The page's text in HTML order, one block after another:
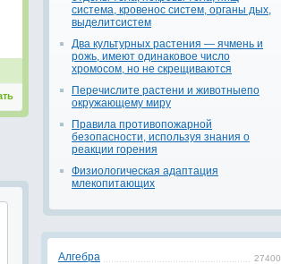
система, кровенос систем, органы дых,
выделитсистем
Два культурных растения — ячмень и
рожь, имеют одинаковое число
хромосом, но не скрещиваются
Перечислите растени и животныепо
окружающему миру
Правила противопожарной
безопасности, используя знания о
реакции горения
Физиологическая адаптация
млекопитающих
27400
Алгебра